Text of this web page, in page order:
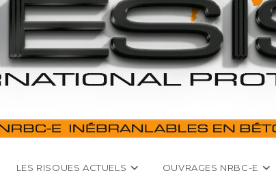
LES RISQUES ACTUELS OUVRAGES NRBC-E